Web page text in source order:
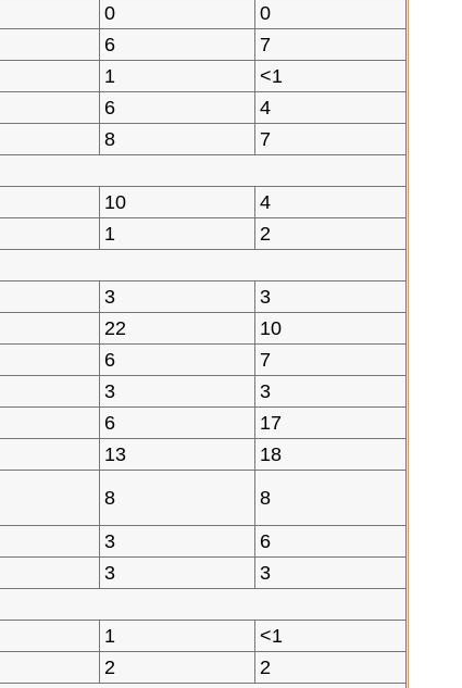
0
0
6
7
1
<1
6
4
8
7
10
4
1
2
3
3
22
10
6
7
3
3
6
17
13
18
8
8
3
6
3
3
1
<1
2
2